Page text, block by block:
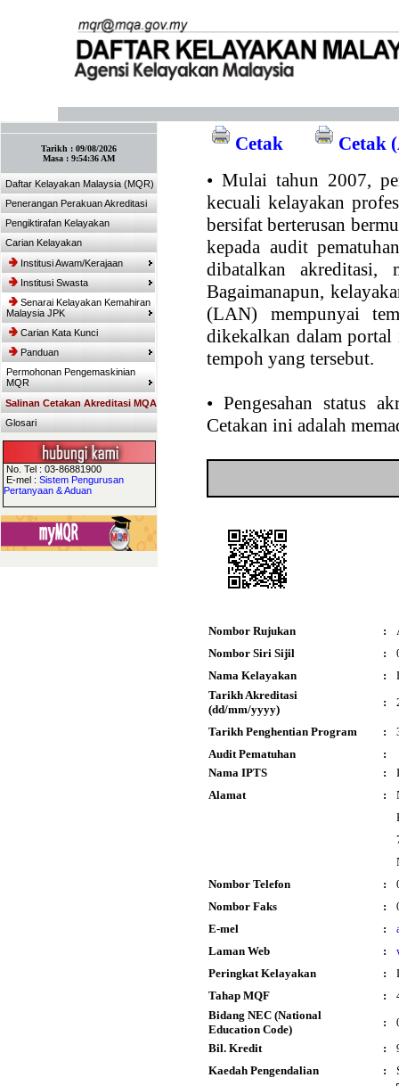
Tarikh : 09/08/2026
Masa : 9:54:36 AM
Daftar Kelayakan Malaysia (MQR)
Penerangan Perakuan Akreditasi
Pengiktirafan Kelayakan
Carian Kelayakan
Institusi Awam/Kerajaan
Institusi Swasta
Senarai Kelayakan Kemahiran
Malaysia JPK
Carian Kata Kunci
Panduan
Permohonan Pengemaskinian
MQR
Salinan Cetakan Akreditasi MQA
Glosari
No. Tel : 03-86881900
E-mel : Sistem Pengurusan
Pertanyaan & Aduan
Cetak
Cetak
• Mulai tahun 2007,
kecuali kelayakan
bersifat berterusan
kepada audit
dibatalkan akreditasi,
Bagaimanapun,
(LAN) mempunyai
dikekalkan dalam portal
tempoh yang tersebut.
• Pengesahan status
Cetakan ini adalah
Nombor Rujukan :
Nombor Siri Sijil
:
Nama Kelayakan
:
Tarikh Akreditasi
(dd/mm/yyyy)
:
Tarikh Penghentian Program :
Audit Pematuhan
:
Nama IPTS
:
Alamat
:
Nombor Telefon
:
Nombor Faks
:
E-mel
:
Laman Web
:
Peringkat Kelayakan
:
Tahap MQF
:
Bidang NEC (National
Education Code)
:
Bil. Kredit
:
Kaedah Pengendalian
: